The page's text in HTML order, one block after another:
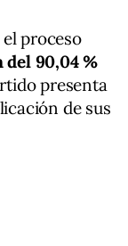
proceso
90,04 %
presenta
de sus